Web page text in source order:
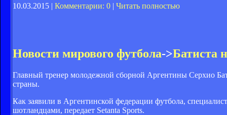
10.03.2015 | Комментарии: 0 | Читать полностью
Новости мирового футбола->Батиста
Главный тренер молодежной сборной Аргентины Серхио
страны.
Как заявили в Аргентинской федерации футбола,
шотландцами, передает Setanta Sports.